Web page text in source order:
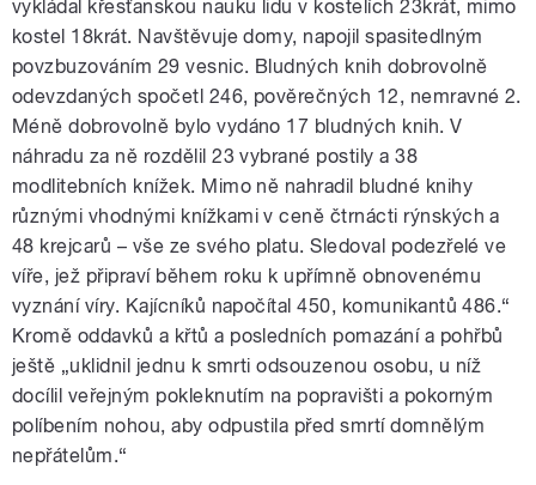
vykládal křesťanskou nauku lidu v kostelích 23krát, mimo
kostel 18krát. Navštěvuje domy, napojil spasitedlným
povzbuzováním 29 vesnic. Bludných knih dobrovolně
odevzdaných spočetl 246, pověrečných 12, nemravné 2.
Méně dobrovolně bylo vydáno 17 bludných knih. V
náhradu za ně rozdělil 23 vybrané postily a 38
modlitebních knížek. Mimo ně nahradil bludné knihy
různými vhodnými knížkami v ceně čtrnácti rýnských a
48 krejcarů – vše ze svého platu. Sledoval podezřelé ve
víře, jež připraví během roku k upřímně obnovenému
vyznání víry. Kajícníků napočítal 450, komunikantů 486.“
Kromě oddavků a křtů a posledních pomazání a pohřbů
ještě „uklidnil jednu k smrti odsouzenou osobu, u níž
docílil veřejným pokleknutím na popravišti a pokorným
políbením nohou, aby odpustila před smrtí domnělým
nepřátelům.“